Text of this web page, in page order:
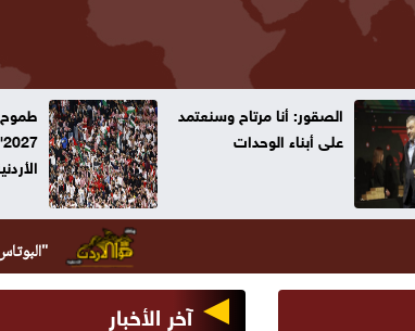
طموح التتويج بكأس "آسيا
2027" يراود الجماهير
4
"البوتاس العربية"
آخر الأخبار